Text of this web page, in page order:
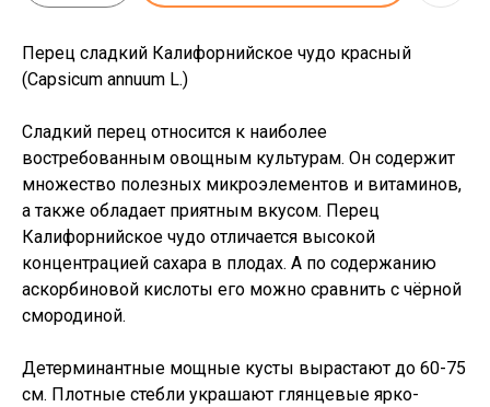
Перец сладкий Калифорнийское чудо красный
(Capsicum annuum L.)
Сладкий перец относится к наиболее
востребованным овощным культурам. Он содержит
множество полезных микроэлементов и витаминов,
а также обладает приятным вкусом. Перец
Калифорнийское чудо отличается высокой
концентрацией сахара в плодах. А по содержанию
аскорбиновой кислоты его можно сравнить с чёрной
смородиной.
Детерминантные мощные кусты вырастают до 60-75
см. Плотные стебли украшают глянцевые ярко-